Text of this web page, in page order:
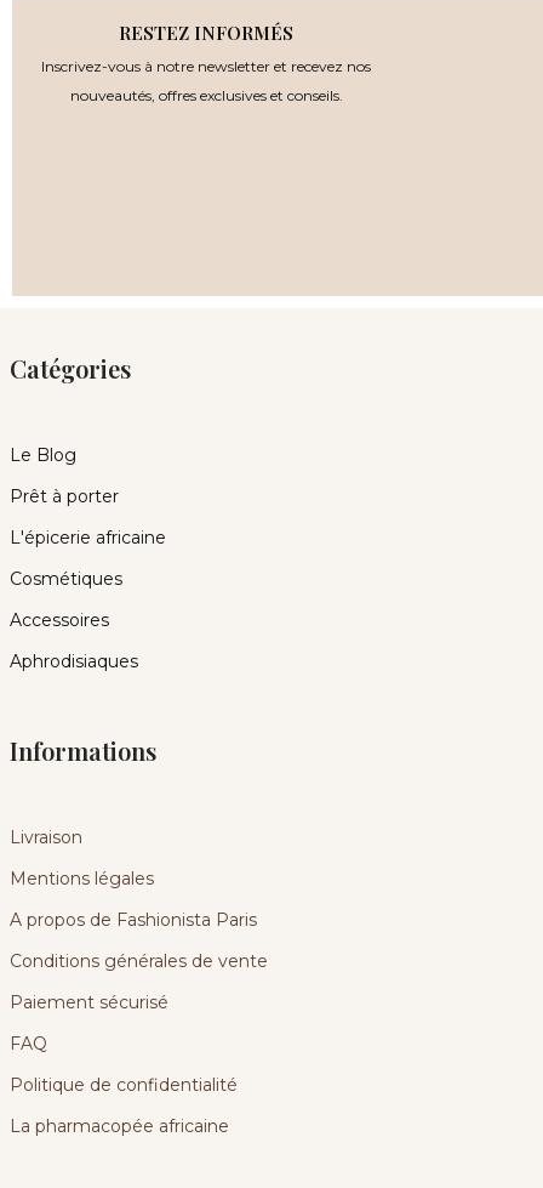
RESTEZ INFORMÉS
Inscrivez-vous à notre newsletter et recevez nos
nouveautés, offres exclusives et conseils.
Catégories
Le Blog
Prêt à porter
L'épicerie africaine
Cosmétiques
Accessoires
Aphrodisiaques
Informations
Livraison
Mentions légales
A propos de Fashionista Paris
Conditions générales de vente
Paiement sécurisé
FAQ
Politique de confidentialité
La pharmacopée africaine